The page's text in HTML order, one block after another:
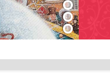
3
4
5